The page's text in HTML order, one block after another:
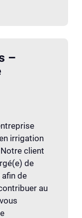
–
irrigation
client
de
de
au